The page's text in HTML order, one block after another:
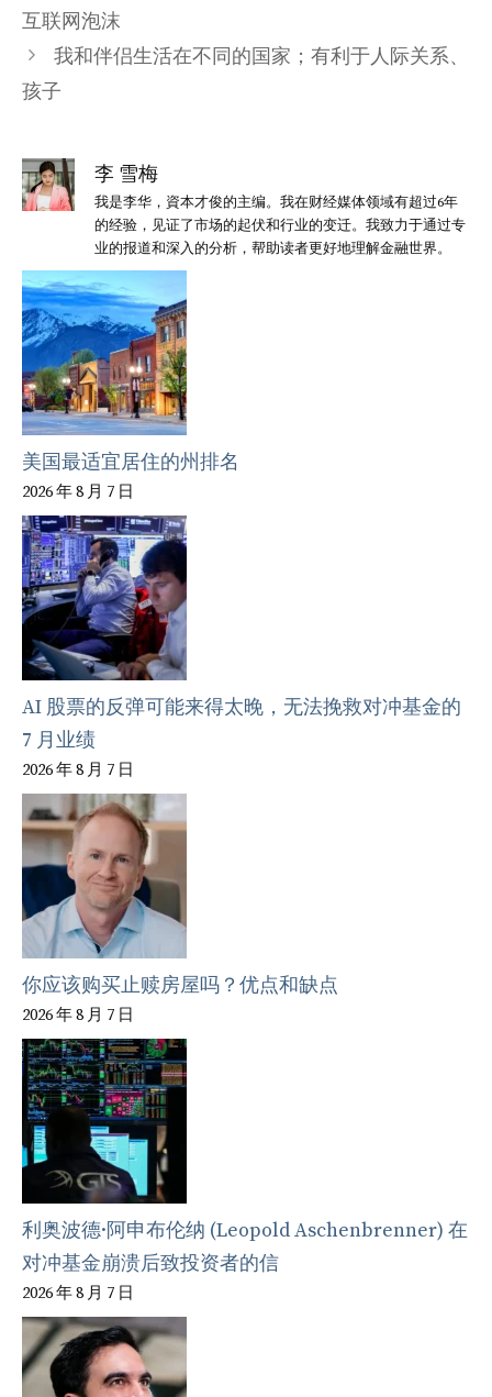
互联网泡沫
我和伴侣生活在不同的国家；有利于人际关系、
孩子
李 雪梅
我是李华，資本才俊的主编。我在财经媒体领域有超过6年
的经验，见证了市场的起伏和行业的变迁。我致力于通过专
业的报道和深入的分析，帮助读者更好地理解金融世界。
美国最适宜居住的州排名
2026 年 8 月 7 日
AI 股票的反弹可能来得太晚，无法挽救对冲基金的
7 月业绩
2026 年 8 月 7 日
你应该购买止赎房屋吗？优点和缺点
2026 年 8 月 7 日
利奥波德·阿申布伦纳 (Leopold Aschenbrenner) 在
对冲基金崩溃后致投资者的信
2026 年 8 月 7 日